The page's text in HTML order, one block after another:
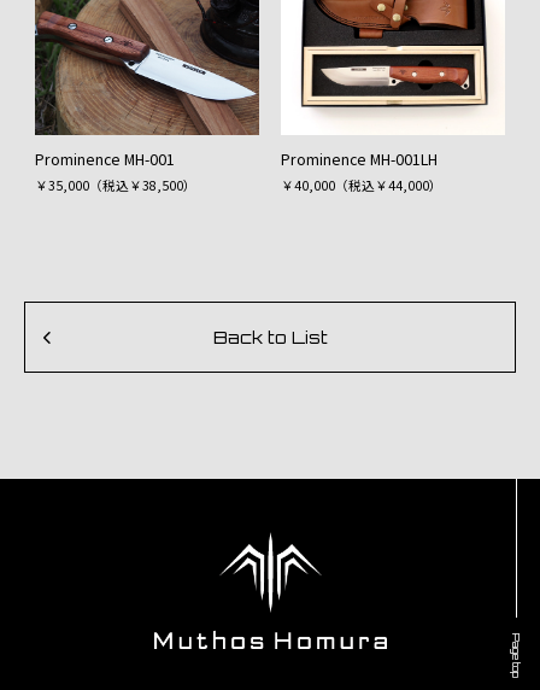
Prominence MH-001
￥35,000（税込￥38,500）
Prominence MH-001LH
￥40,000（税込￥44,000）
Back to List
Page top